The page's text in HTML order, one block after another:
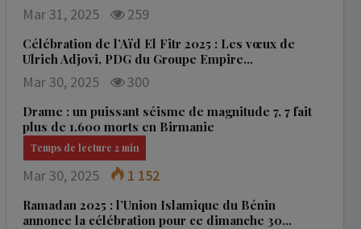
Mar 31, 2025 259
Célébration de l’Aïd El Fitr 2025 : Les vœux de
Ulrich Adjovi, PDG du Groupe Empire…
Mar 30, 2025 300
Drame : un puissant séisme de magnitude 7, 7 fait
plus de 1.600 morts en Birmanie
Mar 30, 2025 1 152
Ramadan 2025 : l’Union Islamique du Bénin
annonce la célébration pour ce dimanche 30…